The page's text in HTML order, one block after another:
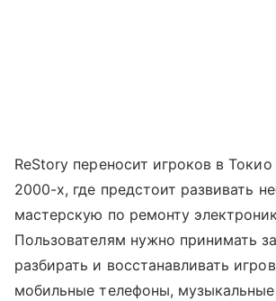
ReStory переносит игроков в
2000-х, где предстоит развивать
мастерскую по ремонту
Пользователям нужно принимать
разбирать и восстанавливать
мобильные телефоны,